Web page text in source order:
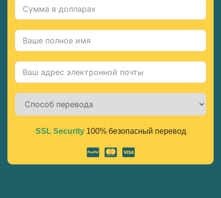
Alternative:
SSL Security100% безопасный перевод